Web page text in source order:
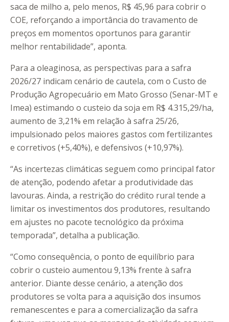
saca de milho a, pelo menos, R$ 45,96 para cobrir o
COE, reforçando a importância do travamento de
preços em momentos oportunos para garantir
melhor rentabilidade”, aponta.
Para a oleaginosa, as perspectivas para a safra
2026/27 indicam cenário de cautela, com o Custo de
Produção Agropecuário em Mato Grosso (Senar-MT e
Imea) estimando o custeio da soja em R$ 4.315,29/ha,
aumento de 3,21% em relação à safra 25/26,
impulsionado pelos maiores gastos com fertilizantes
e corretivos (+5,40%), e defensivos (+10,97%).
“As incertezas climáticas seguem como principal fator
de atenção, podendo afetar a produtividade das
lavouras. Ainda, a restrição do crédito rural tende a
limitar os investimentos dos produtores, resultando
em ajustes no pacote tecnológico da próxima
temporada”, detalha a publicação.
“Como consequência, o ponto de equilíbrio para
cobrir o custeio aumentou 9,13% frente à safra
anterior. Diante desse cenário, a atenção dos
produtores se volta para a aquisição dos insumos
remanescentes e para a comercialização da safra